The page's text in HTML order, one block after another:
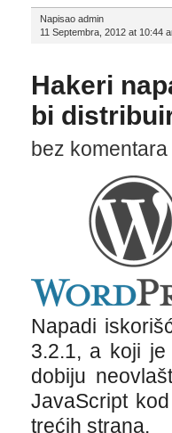
Napisao admin
11 Septembra, 2012 at 10:44
Hakeri
bi
bez komentara
Napadi
3.2.1, a koji
dobiju
JavaScript
trećih strana.